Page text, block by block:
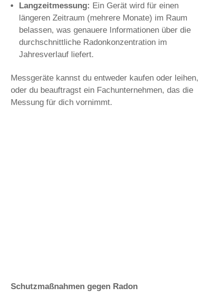
Langzeitmessung: Ein Gerät wird für einen
längeren Zeitraum (mehrere Monate) im Raum
belassen, was genauere Informationen über die
durchschnittliche Radonkonzentration im
Jahresverlauf liefert.
Messgeräte kannst du entweder kaufen oder leihen,
oder du beauftragst ein Fachunternehmen, das die
Messung für dich vornimmt.
Schutzmaßnahmen gegen Radon